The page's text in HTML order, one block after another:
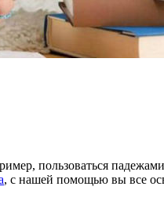
пользоваться
, с нашей помощью вы все